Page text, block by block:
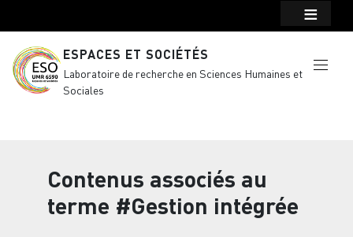
ESPACES ET SOCIÉTÉS
Laboratoire de recherche en Sciences Humaines et
Sociales
Contenus associés au
terme #Gestion intégrée